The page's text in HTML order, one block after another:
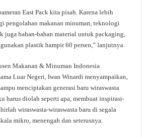
East Pack kita pisah. Karena lebih
pengolahan makanan minuman, teknologi
juga bahan-bahan material untuk packaging,
plastik hampir 60 persen,” lanjutnya.
Makanan & Minuman Indonesia
Luar Negeri, Iwan Winardi menyampaikan,
menciptakan generasi baru wiraswasta
harus diolah seperti apa, membuat inspirasi-
wiraswasta-wiraswasta baru di segala
mikro, menengah dan seterusnya.